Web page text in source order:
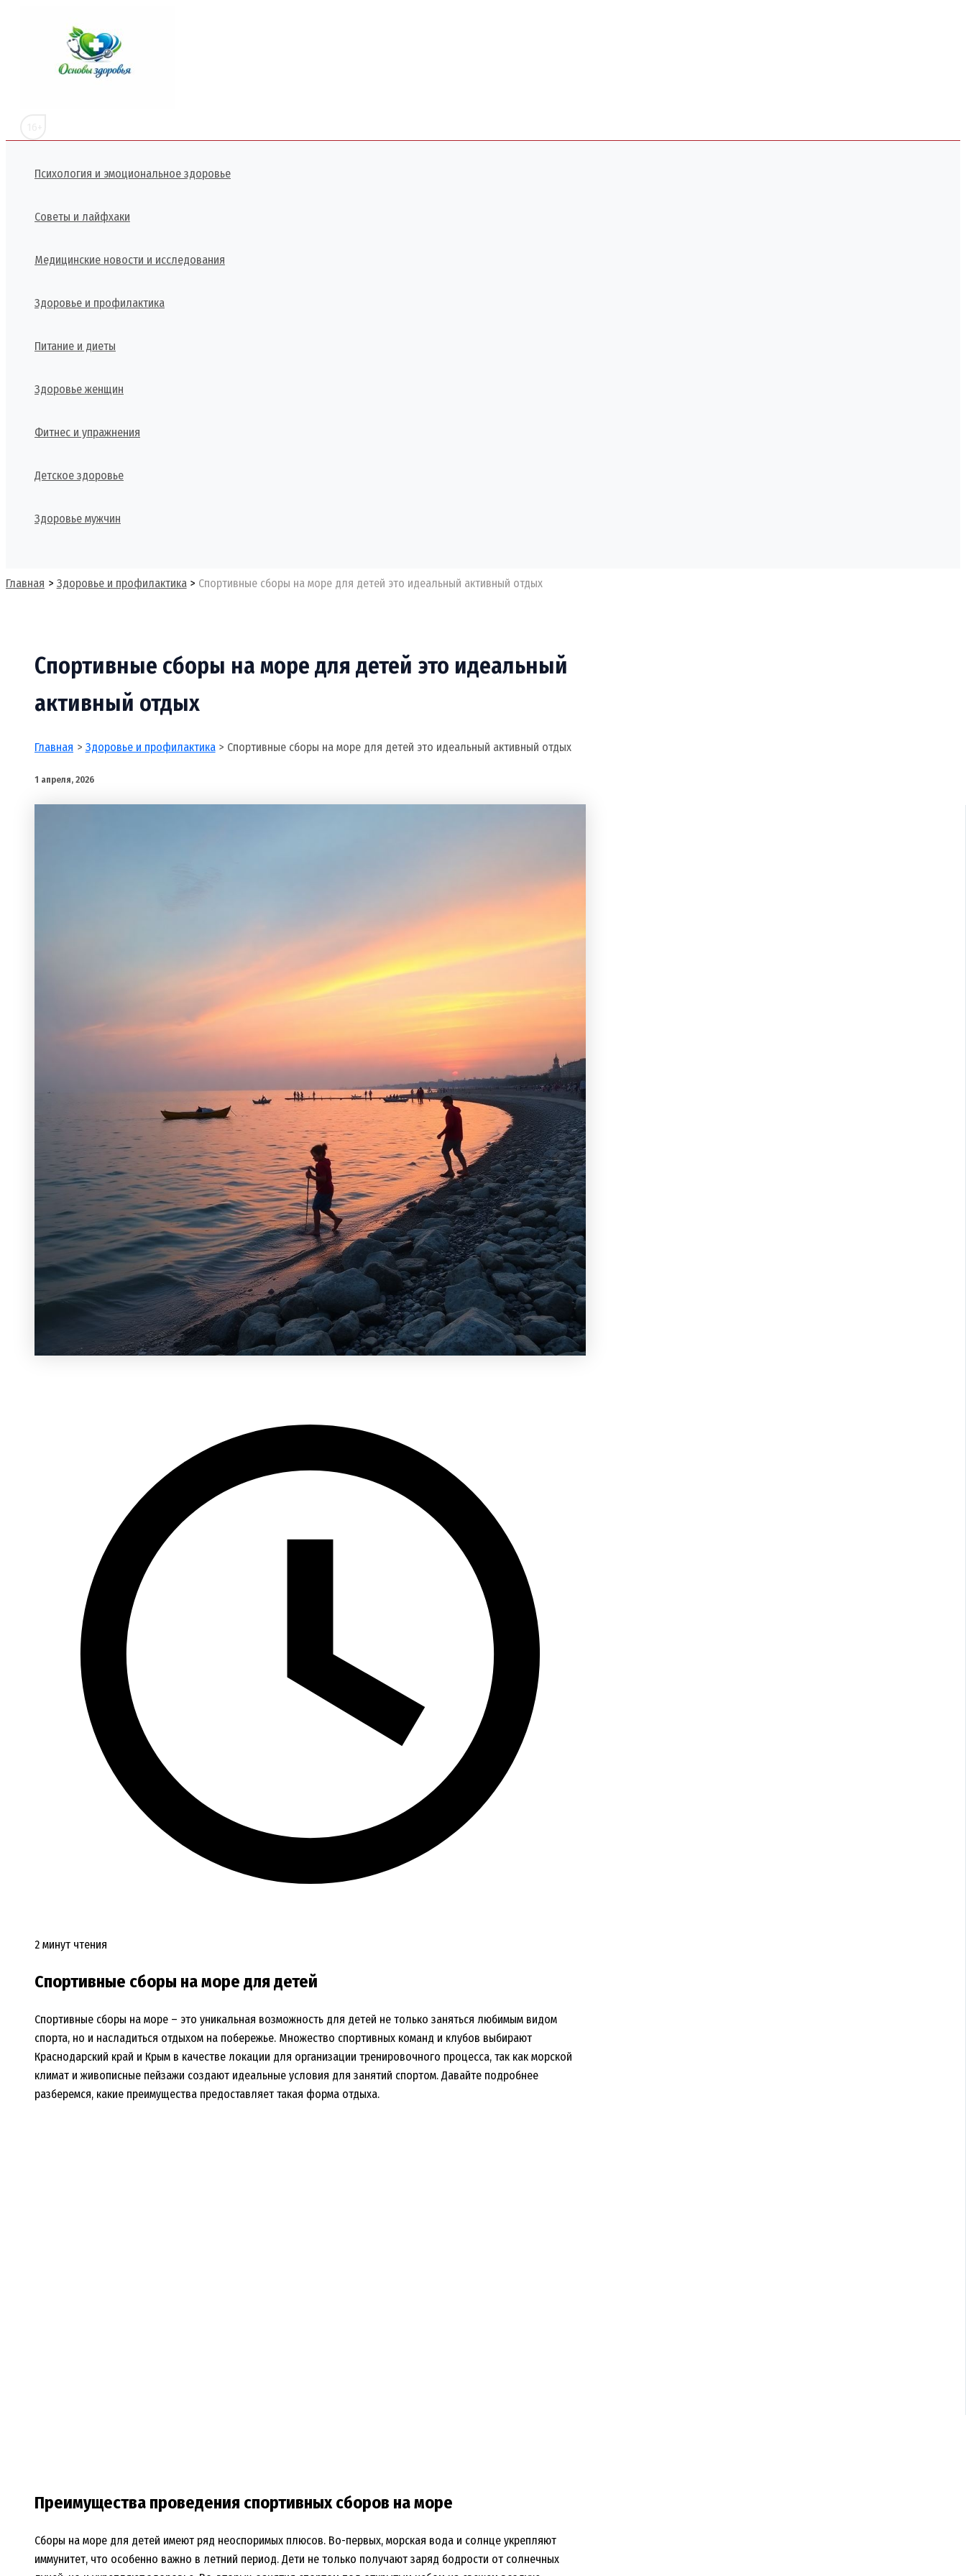
содержимому
Психология и эмоциональное здоровье
Советы и лайфхаки
Медицинские новости и исследования
Здоровье и профилактика
Питание и диеты
Здоровье женщин
Фитнес и упражнения
Детское здоровье
Здоровье мужчин
Главная Здоровье и профилактика Спортивные сборы на море для детей это идеальный активный отдых
Спортивные сборы на море для детей это идеальный
активный отдых
Главная Здоровье и профилактика Спортивные сборы на море для детей это идеальный активный отдых
1 апреля, 2026
2 минут чтения
Спортивные сборы на море для детей
Спортивные сборы на море – это уникальная возможность для детей не только заняться любимым видом
спорта, но и насладиться отдыхом на побережье. Множество спортивных команд и клубов выбирают
Краснодарский край и Крым в качестве локации для организации тренировочного процесса, так как морской
климат и живописные пейзажи создают идеальные условия для занятий спортом. Давайте подробнее
разберемся, какие преимущества предоставляет такая форма отдыха.
Преимущества проведения спортивных сборов на море
Сборы на море для детей имеют ряд неоспоримых плюсов. Во-первых, морская вода и солнце укрепляют
иммунитет, что особенно важно в летний период. Дети не только получают заряд бодрости от солнечных